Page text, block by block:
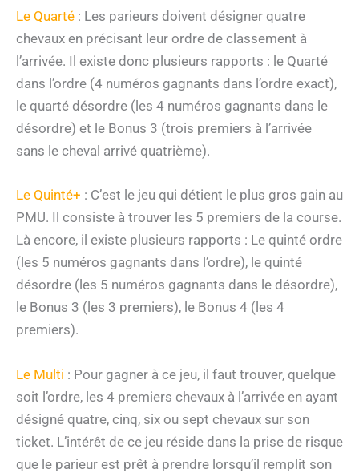
Le Quarté : Les parieurs doivent désigner quatre
chevaux en précisant leur ordre de classement à
l’arrivée. Il existe donc plusieurs rapports : le Quarté
dans l’ordre (4 numéros gagnants dans l’ordre exact),
le quarté désordre (les 4 numéros gagnants dans le
désordre) et le Bonus 3 (trois premiers à l’arrivée
sans le cheval arrivé quatrième).
Le Quinté+ : C’est le jeu qui détient le plus gros gain au
PMU. Il consiste à trouver les 5 premiers de la course.
Là encore, il existe plusieurs rapports : Le quinté ordre
(les 5 numéros gagnants dans l’ordre), le quinté
désordre (les 5 numéros gagnants dans le désordre),
le Bonus 3 (les 3 premiers), le Bonus 4 (les 4
premiers).
Le Multi : Pour gagner à ce jeu, il faut trouver, quelque
soit l’ordre, les 4 premiers chevaux à l’arrivée en ayant
désigné quatre, cinq, six ou sept chevaux sur son
ticket. L’intérêt de ce jeu réside dans la prise de risque
que le parieur est prêt à prendre lorsqu’il remplit son